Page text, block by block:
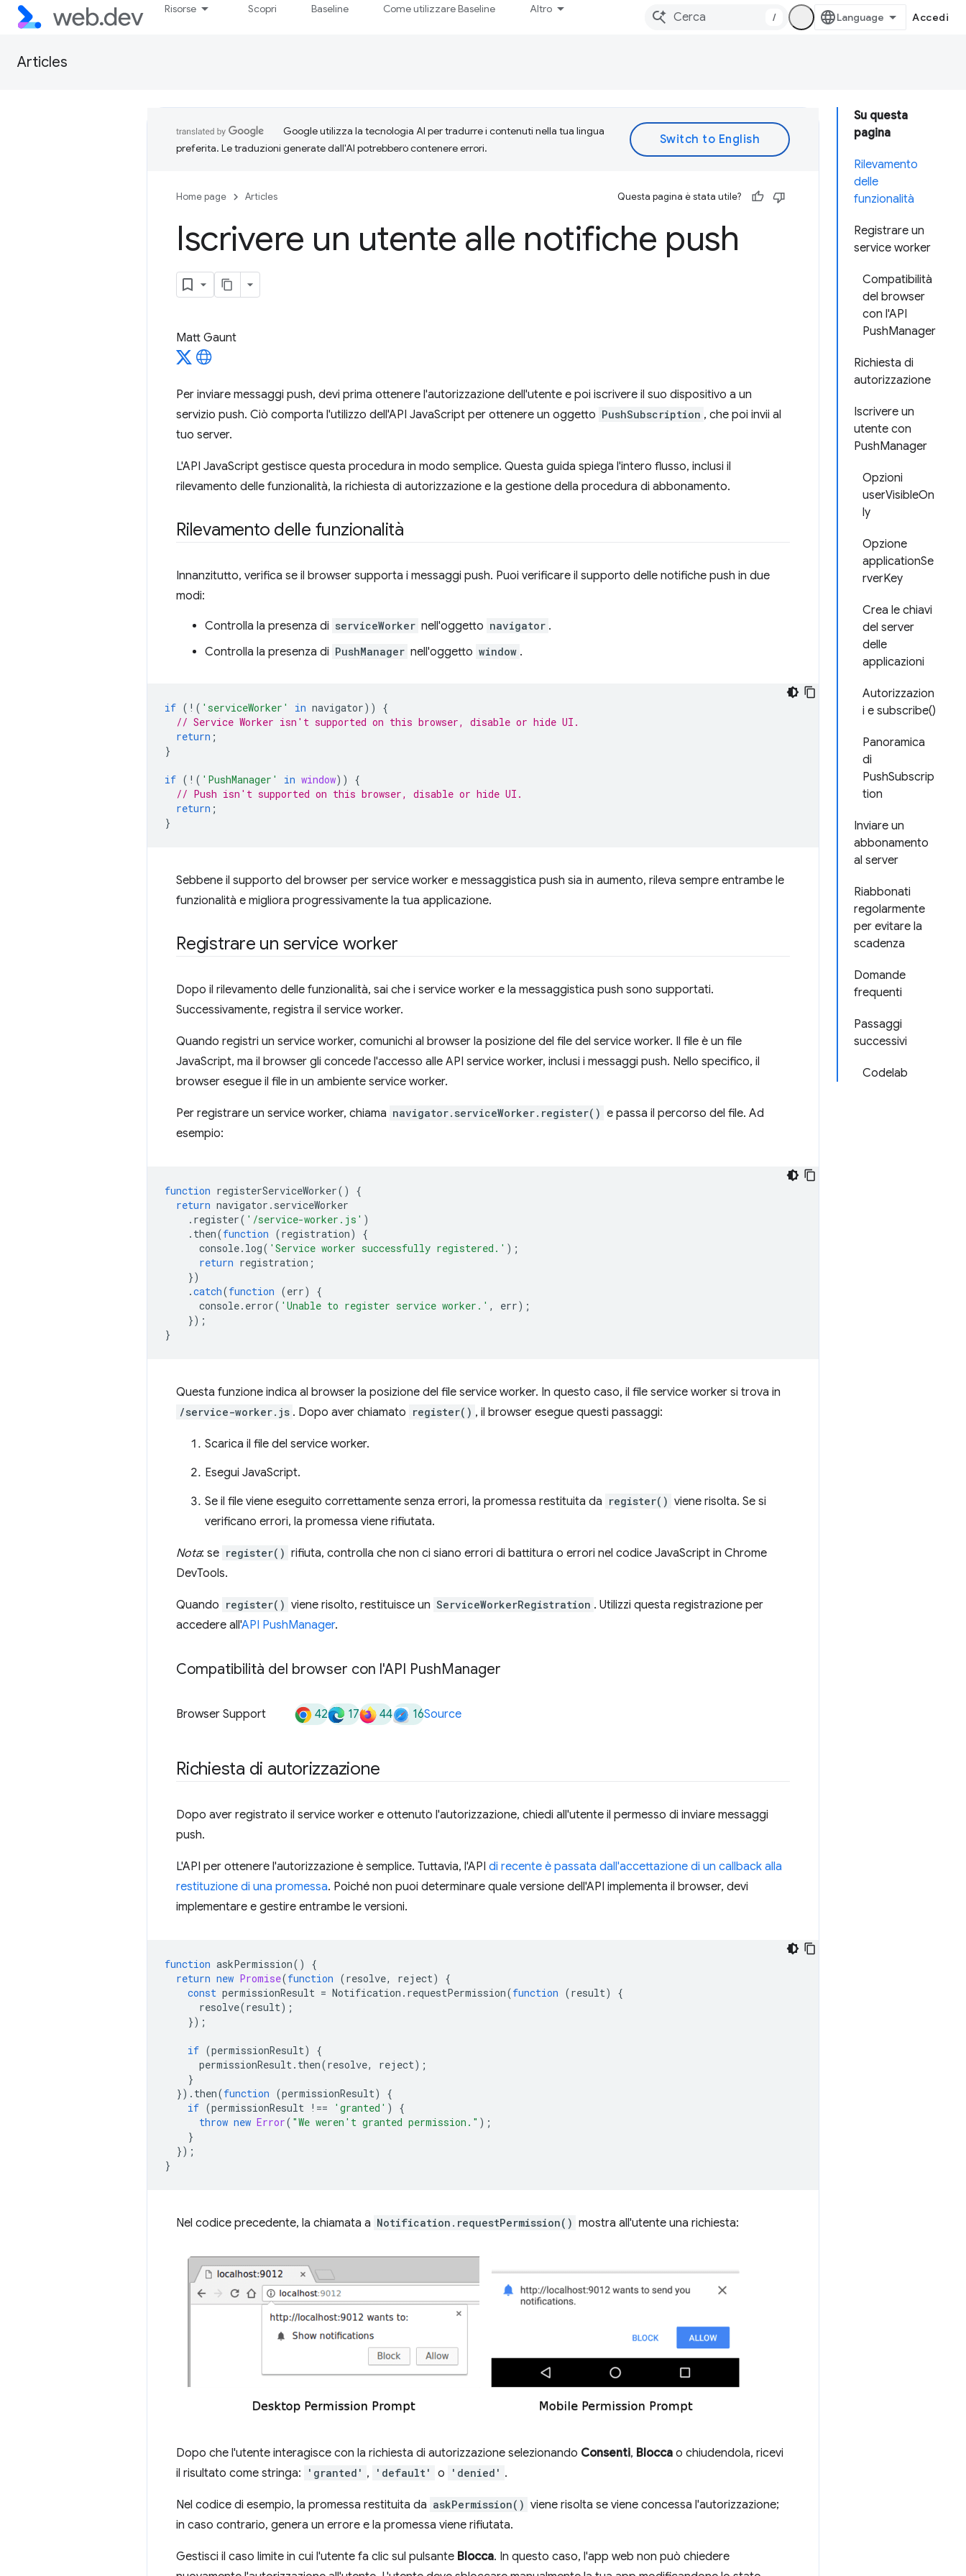
Risorse Scopri Baseline Come utilizzare Baseline Altro
/ Accedi
Articles
Su questa
pagina
Rilevamento
delle
funzionalità
Registrare un
service worker
Compatibilità
del browser
con l'API
PushManager
Richiesta di
autorizzazione
Iscrivere un
utente con
PushManager
Opzioni
userVisibleOn
ly
Opzione
applicationSe
rverKey
Crea le chiavi
del server
delle
applicazioni
Autorizzazion
i e subscribe()
Panoramica
di
PushSubscrip
tion
Inviare un
abbonamento
al server
Riabbonati
regolarmente
per evitare la
scadenza
Domande
frequenti
Passaggi
successivi
Codelab
Google utilizza la tecnologia AI per tradurre i contenuti nella tua lingua
preferita. Le traduzioni generate dall'AI potrebbero contenere errori.
Home page Articles Questa pagina è stata utile?
Iscrivere un utente alle notifiche push
Matt Gaunt
Per inviare messaggi push, devi prima ottenere l'autorizzazione dell'utente e poi iscrivere il suo dispositivo a un
servizio push. Ciò comporta l'utilizzo dell'API JavaScript per ottenere un oggetto PushSubscription , che poi invii al
tuo server.
L'API JavaScript gestisce questa procedura in modo semplice. Questa guida spiega l'intero flusso, inclusi il
rilevamento delle funzionalità, la richiesta di autorizzazione e la gestione della procedura di abbonamento.
Rilevamento delle funzionalità
Innanzitutto, verifica se il browser supporta i messaggi push. Puoi verificare il supporto delle notifiche push in due
modi:
Controlla la presenza di serviceWorker nell'oggetto navigator .
Controlla la presenza di PushManager nell'oggetto window .
if ( ! ( 'serviceWorker' in navigator))
{
// Service Worker isn't supported on this browser, disable or hide UI.
return ;
}
if ( ! ( 'PushManager' in window))
{
// Push isn't supported on this browser, disable or hide UI.
return ;
}
Sebbene il supporto del browser per service worker e messaggistica push sia in aumento, rileva sempre entrambe le
funzionalità e migliora progressivamente la tua applicazione.
Registrare un service worker
Dopo il rilevamento delle funzionalità, sai che i service worker e la messaggistica push sono supportati.
Successivamente, registra il service worker.
Quando registri un service worker, comunichi al browser la posizione del file del service worker. Il file è un file
JavaScript, ma il browser gli concede l'accesso alle API service worker, inclusi i messaggi push. Nello specifico, il
browser esegue il file in un ambiente service worker.
Per registrare un service worker, chiama navigator.serviceWorker.register() e passa il percorso del file. Ad
esempio:
function registerServiceWorker()
{
return navigator . serviceWorker
. register( '/service-worker.js' )
. then(function (registration)
{
console. log( 'Service worker successfully registered.' );
return registration ;
})
.catch(function (err)
{
console. error( 'Unable to register service worker.' , err);
});
}
Questa funzione indica al browser la posizione del file service worker. In questo caso, il file service worker si trova in
/service-worker.js . Dopo aver chiamato register() , il browser esegue questi passaggi:
Scarica il file del service worker.
Esegui JavaScript.
Se il file viene eseguito correttamente senza errori, la promessa restituita da register() viene risolta. Se si
verificano errori, la promessa viene rifiutata.
Nota: se register() rifiuta, controlla che non ci siano errori di battitura o errori nel codice JavaScript in Chrome
DevTools.
Quando register() viene risolto, restituisce un ServiceWorkerRegistration . Utilizzi questa registrazione per
accedere all'API PushManager.
Compatibilità del browser con l'API PushManager
Browser Support 42 17 44 16Source
Richiesta di autorizzazione
Dopo aver registrato il service worker e ottenuto l'autorizzazione, chiedi all'utente il permesso di inviare messaggi
push.
L'API per ottenere l'autorizzazione è semplice. Tuttavia, l'API di recente è passata dall'accettazione di un callback alla
restituzione di una promessa. Poiché non puoi determinare quale versione dell'API implementa il browser, devi
implementare e gestire entrambe le versioni.
function askPermission()
{
return new Promise(function (resolve, reject)
{
const permissionResult = Notification . requestPermission(function (result)
{
resolve(result);
});
if (permissionResult)
{
permissionResult. then(resolve, reject);
}
}). then(function (permissionResult)
{
if (permissionResult !== 'granted' )
{
throw new Error( "We weren't granted permission." );
}
});
}
Nel codice precedente, la chiamata a Notification.requestPermission() mostra all'utente una richiesta:
Dopo che l'utente interagisce con la richiesta di autorizzazione selezionando Consenti, Blocca o chiudendola, ricevi
il risultato come stringa:
'granted' , 'default' o 'denied' .
Nel codice di esempio, la promessa restituita da askPermission() viene risolta se viene concessa l'autorizzazione;
in caso contrario, genera un errore e la promessa viene rifiutata.
Gestisci il caso limite in cui l'utente fa clic sul pulsante Blocca. In questo caso, l'app web non può chiedere